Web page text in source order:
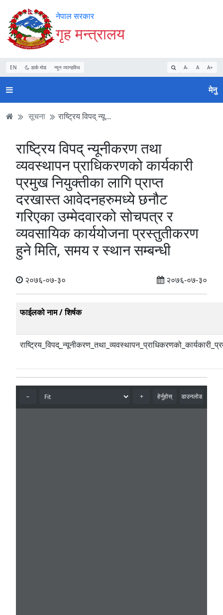
Accessibility
Mode
सुरु
गर्नुहोस्
सामाग्री
पढ्नुहाेस्
नेभिगेसन
पढ्नुहाेस्
वेबसाइट
खोजमा
जानुहोस्
नेपाल सरकार
गृह मन्त्रालय
EN डार्क मोड न्यून व्यान्डविथ A- A A+
मेनु
सूचना राष्ट्रिय विपद् न्यू...
राष्ट्रिय विपद् न्यूनीकरण तथा
व्यवस्थापन प्राधिकरणको कार्यकारी
प्रमुख नियुक्तीका लागि प्राप्त
दरखास्त आवेदनहरुमध्ये छनौट
गरिएका उम्मेदवारको सोचपत्र र
व्यवसायिक कार्ययोजना प्रस्तुतीकरण
हुने मिति, समय र स्थान सम्बन्धी
२०७६-०७-३० २०७६-०७-३०
फाईलको नाम / शिर्षक